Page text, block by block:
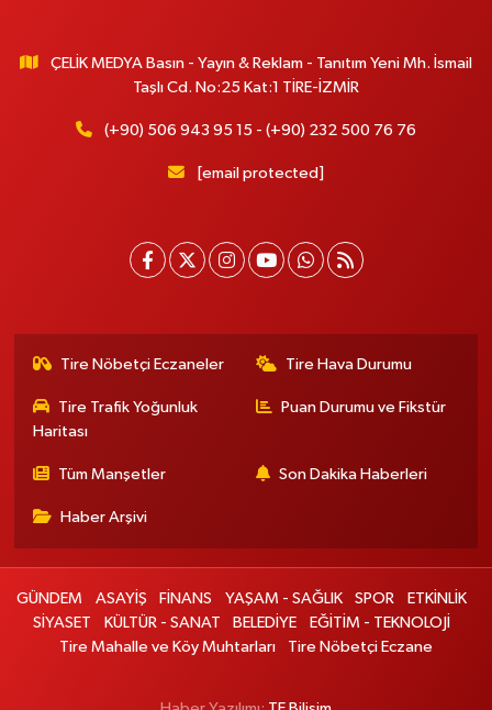
ÇELİK MEDYA Basın - Yayın & Reklam - Tanıtım Yeni Mh. İsmail
Taşlı Cd. No:25 Kat:1 TİRE-İZMİR
(+90) 506 943 95 15 - (+90) 232 500 76 76
[email protected]
Tire Nöbetçi Eczaneler Tire Hava Durumu
Tire Trafik Yoğunluk
Haritası
Puan Durumu ve Fikstür
Tüm Manşetler Son Dakika Haberleri
Haber Arşivi
GÜNDEM ASAYİŞ FİNANS YAŞAM - SAĞLIK SPOR
ETKİNLİK
SİYASET
KÜLTÜR - SANAT BELEDİYE
EĞİTİM - TEKNOLOJİ
Tire Mahalle ve Köy Muhtarları
Tire Nöbetçi Eczane